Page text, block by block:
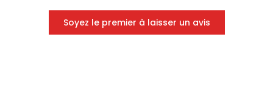
Soyez le premier à laisser un avis